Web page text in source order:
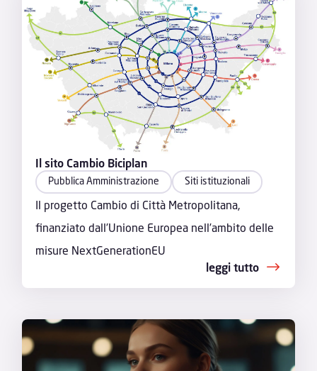
Il sito Cambio Biciplan
Pubblica Amministrazione Siti istituzionali
Il progetto Cambio di Città Metropolitana,
finanziato dall’Unione Europea nell’ambito delle
misure NextGenerationEU
leggi tutto